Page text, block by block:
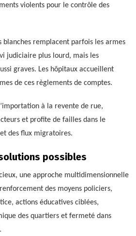
violents pour le contrôle des
blanches remplacent parfois les armes
judiciaire plus lourd, mais les
graves. Les hôpitaux accueillent
de ces règlements de comptes.
à la revente de rue,
et profite de failles dans le
des flux migratoires.
possibles
une approche multidimensionnelle
des moyens policiers,
actions éducatives ciblées,
des quartiers et fermeté dans